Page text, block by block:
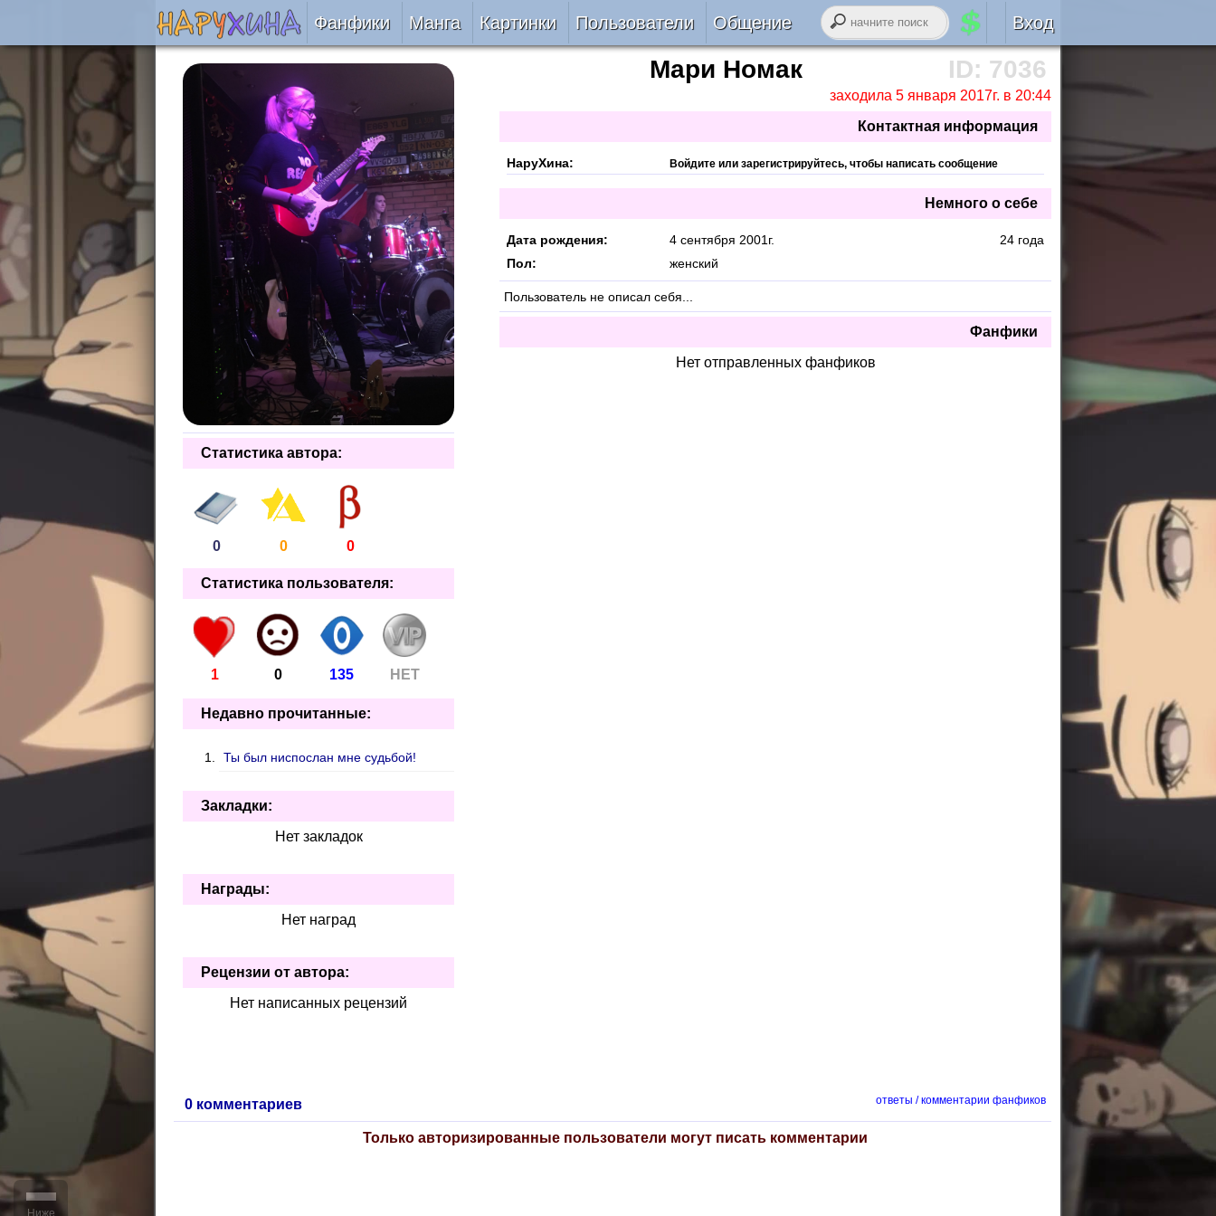
Фанфики
Читать
Сборники
Подобрать
Рецензии
На проверке
Отправить
Манга Картинки Пользователи
Авторы
Все
VIP
Онлайн
За 24 часа
Общение
Блог
Лента RSS
Вход
Авторизация
войти черезВКонтакте
регистрация
забыли логин или пароль?
ID: 7036
Мари Номак
заходила 5 января 2017г. в 20:44
Контактная информация
НаруХина: Войдите или зарегистрируйтесь, чтобы написать сообщение
Немного о себе
Дата рождения: 4 сентября 2001г.
24 года
Пол:
женский
Пользователь не описал себя...
Фанфики
Нет отправленных фанфиков
Статистика автора:
0 0 0
Статистика пользователя:
1 0 135 НЕТ
Недавно прочитанные:
Ты был ниспослан мне судьбой!
Закладки:
Нет закладок
Награды:
Нет наград
Рецензии от автора:
Нет написанных рецензий
0 комментариев ответы / комментарии фанфиков
Только авторизированные пользователи могут писать комментарии
Ниже